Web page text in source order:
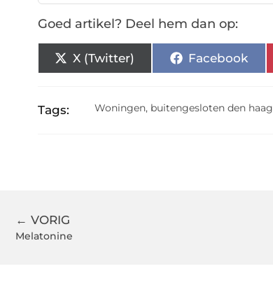
Goed artikel? Deel hem dan op:
X (Twitter) Facebook
Tags: Woningen, buitengesloten den haag
← VORIG
Melatonine